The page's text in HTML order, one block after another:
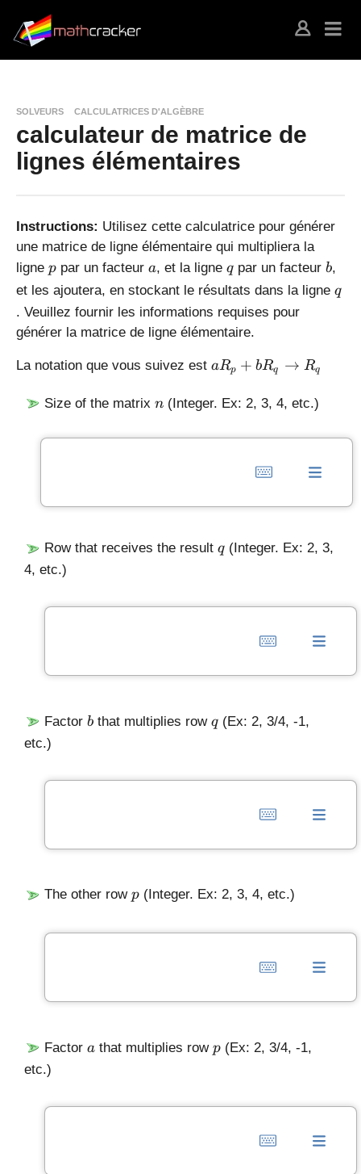
SOLVEURS CALCULATRICES D'ALGÈBRE
calculateur de matrice de
lignes élémentaires
Instructions: Utilisez cette calculatrice pour générer
une matrice de ligne élémentaire qui multipliera la
ligne p
p par un facteur a
a, et la ligne q
qpar un facteur b
b,
et les ajoutera, en stockant le résultats dans la ligne q
q
. Veuillez fournir les informations requises pour
générer la matrice de ligne élémentaire.
La notation que vous suivez est a
_
+
q
ri
a
q
aRp + bRq → Rq
Size of the matrix n
n (Integer. Ex: 2, 3, 4, etc.)
Row that receives the result q
q(Integer. Ex: 2, 3,
4, etc.)
Factor b
b that multiplies row q
q(Ex: 2, 3/4, -1,
etc.)
The other row p
p (Integer. Ex: 2, 3, 4, etc.)
Factor a
a that multiplies row p
p (Ex: 2, 3/4, -1,
etc.)